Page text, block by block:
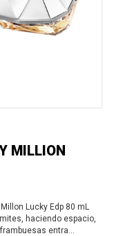
MILLION
Lucky Edp 80 mL
haciendo espacio,
entra